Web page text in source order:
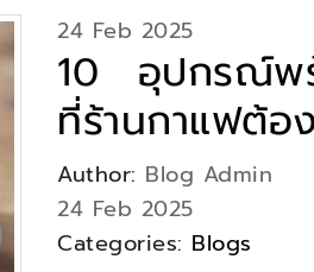
24 Feb 2025
10 อุปกรณ์พ
ที่ร้านกาแฟต้อ
Author: Blog Admin
24 Feb 2025
Categories: Blogs